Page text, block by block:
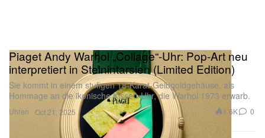
Uhren
Piaget Andy Warhol „Collage“-Uhr: Pop-Art neu
interpretiert in Steinintarsien (Limited Edition)
Sie kommt in einem stufigen 18-Karat-Gelbgoldgehäuse, als
Hommage an die ikonische Kissen-Uhr, die Warhol 1973 erwarb.
Oct 21, 2025 1.6K 0